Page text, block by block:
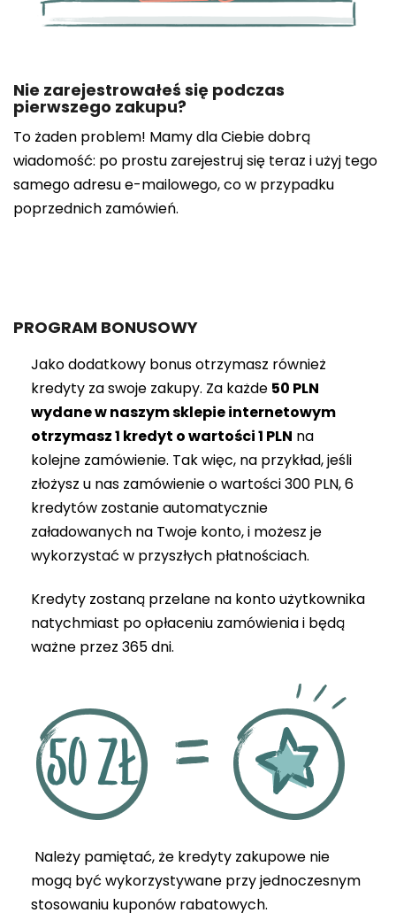
Nie zarejestrowałeś się podczas
pierwszego zakupu?
To żaden problem! Mamy dla Ciebie dobrą
wiadomość: po prostu zarejestruj się teraz i użyj tego
samego adresu e-mailowego, co w przypadku
poprzednich zamówień.
PROGRAM BONUSOWY
Jako dodatkowy bonus otrzymasz również
kredyty za swoje zakupy. Za każde 50 PLN
wydane w naszym sklepie internetowym
otrzymasz 1 kredyt o wartości 1 PLN na
kolejne zamówienie. Tak więc, na przykład, jeśli
złożysz u nas zamówienie o wartości 300 PLN, 6
kredytów zostanie automatycznie
załadowanych na Twoje konto, i możesz je
wykorzystać w przyszłych płatnościach.
Kredyty zostaną przelane na konto użytkownika
natychmiast po opłaceniu zamówienia i będą
ważne przez 365 dni.
Należy pamiętać, że kredyty zakupowe nie
mogą być wykorzystywane przy jednoczesnym
stosowaniu kuponów rabatowych.